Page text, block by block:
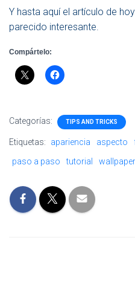
Y hasta aquí el artículo de
parecido interesante.
Compártelo:
Categorías: TIPS AND TRICKS
Etiquetas: apariencia aspecto
paso a paso
tutorial wallpaper